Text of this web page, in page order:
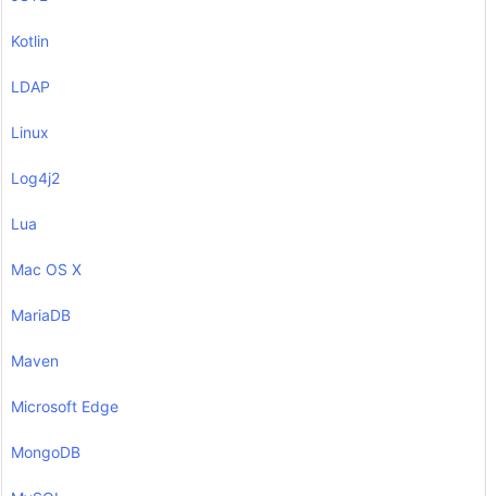
Kotlin
LDAP
Linux
Log4j2
Lua
Mac OS X
MariaDB
Maven
Microsoft Edge
MongoDB